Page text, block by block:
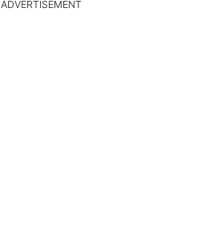
ADVERTISEMENT